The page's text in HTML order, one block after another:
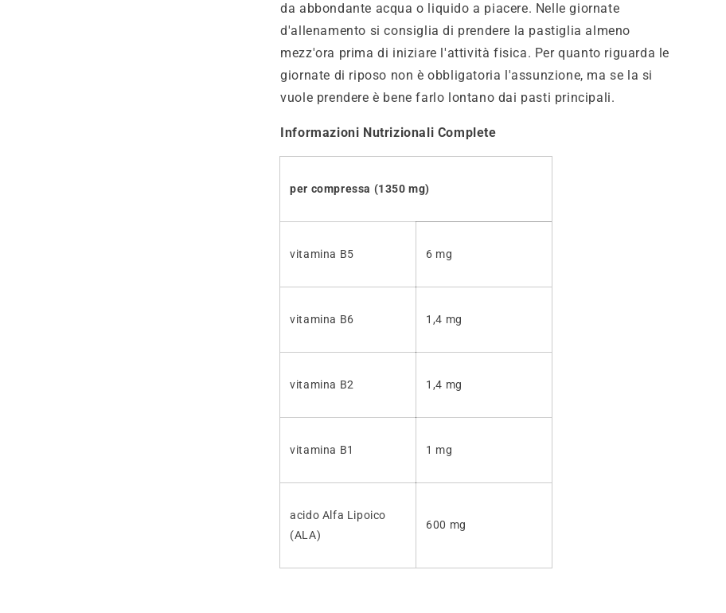
da abbondante acqua o liquido a piacere. Nelle giornate
d'allenamento si consiglia di prendere la pastiglia almeno
mezz'ora prima di iniziare l'attività fisica. Per quanto riguarda le
giornate di riposo non è obbligatoria l'assunzione, ma se la si
vuole prendere è bene farlo lontano dai pasti principali.
Informazioni Nutrizionali Complete
per compressa (1350 mg)
vitamina B5 6 mg
vitamina B6 1,4 mg
vitamina B2 1,4 mg
vitamina B1 1 mg
acido Alfa Lipoico
(ALA)
600 mg